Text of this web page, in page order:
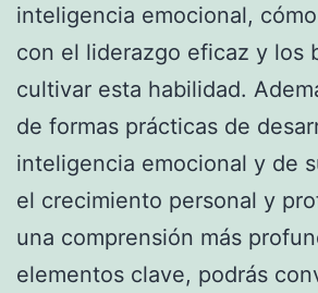
inteligencia emocional,
con el liderazgo eficaz y los
cultivar esta habilidad.
de formas prácticas de
inteligencia emocional y de
el crecimiento personal y
una comprensión más
elementos clave, podrás